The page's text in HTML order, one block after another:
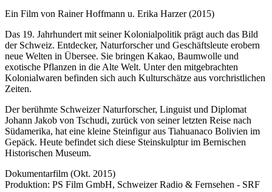
Ein Film von Rainer Hoffmann u. Erika Harzer (2015)
Das 19. Jahrhundert mit seiner Kolonialpolitik prägt auch das Bild
der Schweiz. Entdecker, Naturforscher und Geschäftsleute erobern
neue Welten in Übersee. Sie bringen Kakao, Baumwolle und
exotische Pflanzen in die Alte Welt. Unter den mitgebrachten
Kolonialwaren befinden sich auch Kulturschätze aus vorchristlichen
Zeiten.
Der berühmte Schweizer Naturforscher, Linguist und Diplomat
Johann Jakob von Tschudi, zurück von seiner letzten Reise nach
Südamerika, hat eine kleine Steinfigur aus Tiahuanaco Bolivien im
Gepäck. Heute befindet sich diese Steinskulptur im Bernischen
Historischen Museum.
Dokumentarfilm (Okt. 2015)
Produktion: PS Film GmbH, Schweizer Radio & Fernsehen - SRF